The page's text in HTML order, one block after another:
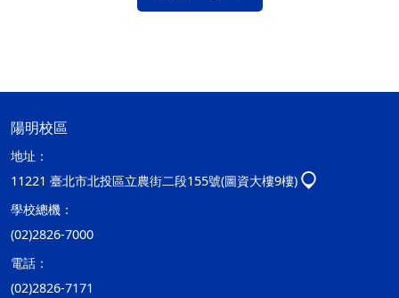
陽明校區
地址：
11221 臺北市北投區立農街二段155號(圖資大樓9樓)
學校總機：
(02)2826-7000
電話：
(02)2826-7171